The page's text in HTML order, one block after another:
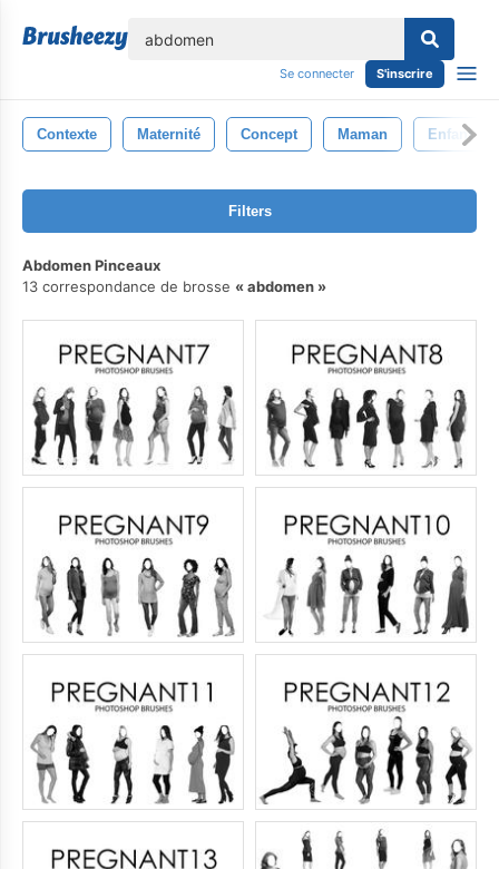
Se connecter S'inscrire
Contexte Maternité Concept Maman Enfant
Filters
Abdomen Pinceaux
13 correspondance de brosse
abdomen